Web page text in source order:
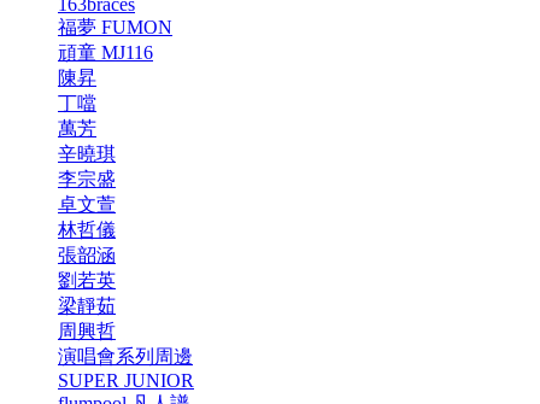
163braces
福夢 FUMON
頑童 MJ116
陳昇
丁噹
萬芳
辛曉琪
李宗盛
卓文萱
林哲儀
張韶涵
劉若英
梁靜茹
周興哲
演唱會系列周邊
SUPER JUNIOR